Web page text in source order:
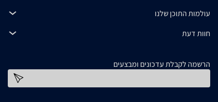
עולמות התוכן שלנו
חוות דעת
הרשמה לקבלת עדכונים ומבצעים